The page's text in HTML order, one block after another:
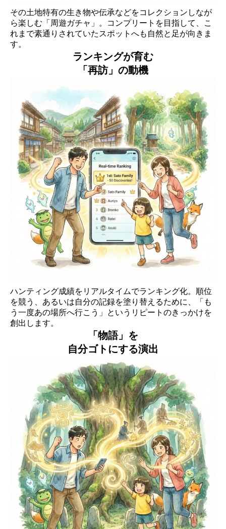
その土地特有の生き物や伝承などをコレクションしなが
ら楽しむ「周遊ガチャ」。コンプリートを目指して、こ
れまで素通りされていたスポットへも自然と足が向きま
す。
ランキングが育む
「再訪」の動機
ハンティング成績をリアルタイムでランキング化。順位
を競う、あるいは自分の記録を塗り替えるために、「も
う一度あの場所へ行こう」というリピートのきっかけを
創出します。
「物語」を
自分ゴトにする演出